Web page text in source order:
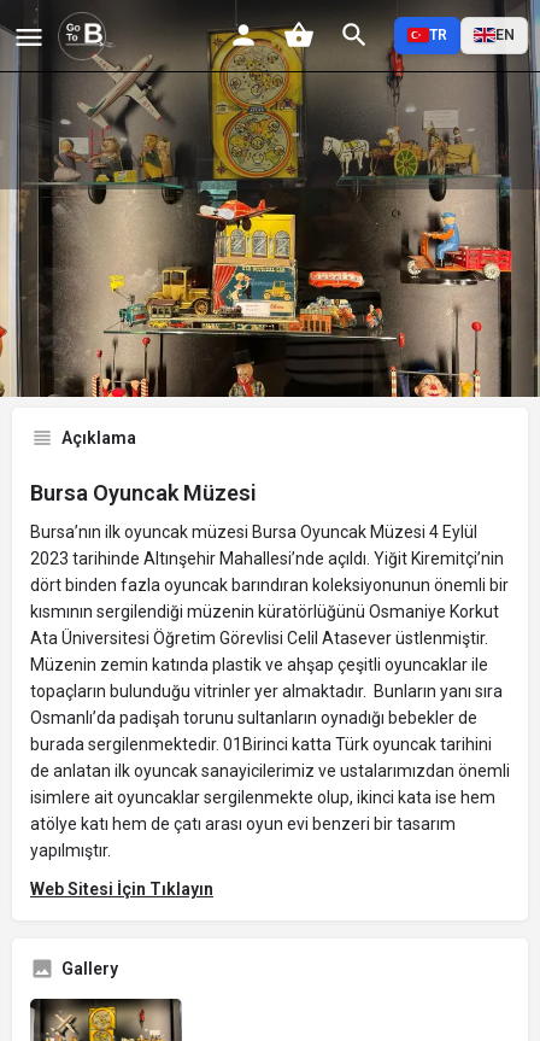
TR EN
Bursa Oyuncak Müzesi
Profil Yorumlar 0 Etkinlikler 0 Jobs 0
Favorilere Ekle Paylaş Yorum Yap
Açıklama
Bursa Oyuncak Müzesi
Bursa’nın ilk oyuncak müzesi Bursa Oyuncak Müzesi 4 Eylül
2023 tarihinde Altınşehir Mahallesi’nde açıldı. Yiğit Kiremitçi’nin
dört binden fazla oyuncak barındıran koleksiyonunun önemli bir
kısmının sergilendiği müzenin küratörlüğünü Osmaniye Korkut
Ata Üniversitesi Öğretim Görevlisi Celil Atasever üstlenmiştir.
Müzenin zemin katında plastik ve ahşap çeşitli oyuncaklar ile
topaçların bulunduğu vitrinler yer almaktadır. Bunların yanı sıra
Osmanlı’da padişah torunu sultanların oynadığı bebekler de
burada sergilenmektedir. 01Birinci katta Türk oyuncak tarihini
de anlatan ilk oyuncak sanayicilerimiz ve ustalarımızdan önemli
isimlere ait oyuncaklar sergilenmekte olup, ikinci kata ise hem
atölye katı hem de çatı arası oyun evi benzeri bir tasarım
yapılmıştır.
Web Sitesi İçin Tıklayın
Gallery